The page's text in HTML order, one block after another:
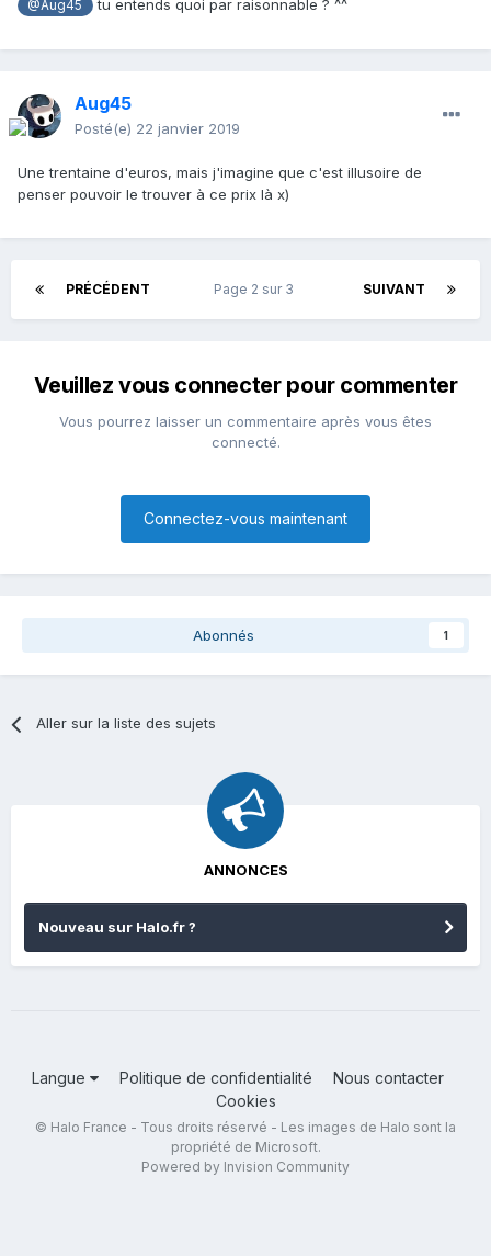
@Aug45 tu entends quoi par raisonnable ? ^^
Aug45
Posté(e) 22 janvier 2019
Une trentaine d'euros, mais j'imagine que c'est illusoire de
penser pouvoir le trouver à ce prix là x)
PRÉCÉDENT SUIVANT
Page 2 sur 3
Veuillez vous connecter pour commenter
Vous pourrez laisser un commentaire après vous êtes
connecté.
Connectez-vous maintenant
Abonnés 1
Aller sur la liste des sujets
ANNONCES
Nouveau sur Halo.fr ?
Langue Politique de confidentialité
Nous contacter
Cookies
© Halo France - Tous droits réservé - Les images de Halo sont la
propriété de Microsoft.
Powered by Invision Community